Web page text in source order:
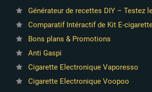
Générateur de recettes DIY – Testez
Comparatif Intéractif de Kit E-
Bons plans & Promotions
Anti Gaspi
Cigarette Electronique Vaporesso
Cigarette Electronique Voopoo